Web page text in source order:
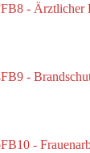
FB8 - Ärztlicher
FB9 -
FB10 -